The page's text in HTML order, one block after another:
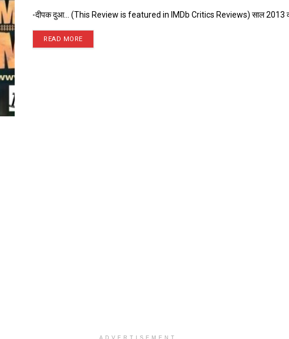
-दीपक दुआ... (This Review is featured in IMDb Critics Reviews) साल 2013
READ MORE
ADVERTISEMENT